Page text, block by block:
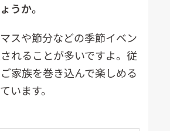
うか。
スや節分などの季節イベン
れることが多いですよ。従
家族を巻き込んで楽しめる
います。